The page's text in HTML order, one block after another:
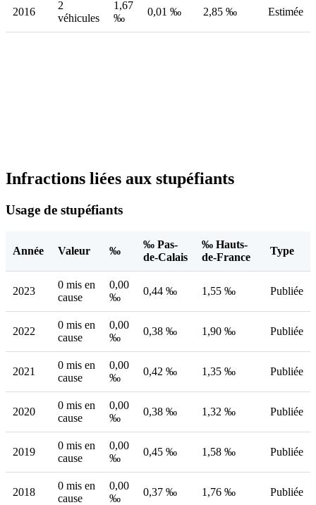
2016
2
véhicules
1,67
‰
0,01 ‰ 2,85 ‰ Estimée
Infractions liées aux stupéfiants
Usage de stupéfiants
Année Valeur ‰
‰ Pas-
de-Calais
‰ Hauts-
de-France
Type
2023
0 mis en
cause
0,00
‰
0,44 ‰ 1,55 ‰ Publiée
2022
0 mis en
cause
0,00
‰
0,38 ‰ 1,90 ‰ Publiée
2021
0 mis en
cause
0,00
‰
0,42 ‰ 1,35 ‰ Publiée
2020
0 mis en
cause
0,00
‰
0,38 ‰ 1,32 ‰ Publiée
2019
0 mis en
cause
0,00
‰
0,45 ‰ 1,58 ‰ Publiée
2018
0 mis en
cause
0,00
‰
0,37 ‰ 1,76 ‰ Publiée